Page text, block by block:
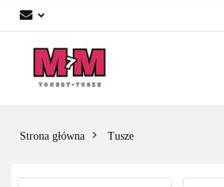
Strona główna Tusze